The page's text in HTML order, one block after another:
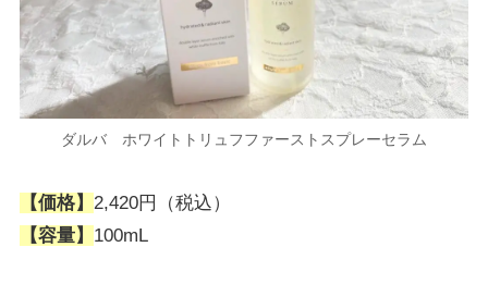
ダルバ ホワイトトリュフファーストスプレーセラム
【価格】 2,420円（税込）
【容量】 100mL